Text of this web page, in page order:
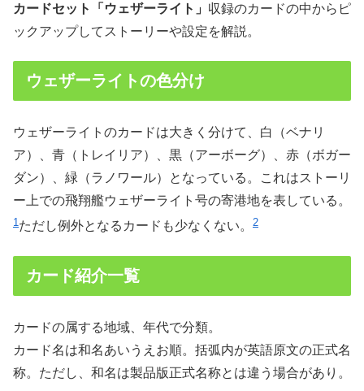
カードセット「ウェザーライト」 収録のカードの中からピ
ックアップしてストーリーや設定を解説。
ウェザーライトの色分け
ウェザーライトのカードは大きく分けて、白（ベナリ
ア）、青（トレイリア）、黒（アーボーグ）、赤（ボガー
ダン）、緑（ラノワール）となっている。これはストーリ
ー上での飛翔艦ウェザーライト号の寄港地を表している。
1 ただし例外となるカードも少なくない。 2
カード紹介一覧
カードの属する地域、年代で分類。
カード名は和名あいうえお順。括弧内が英語原文の正式名
称。ただし、和名は製品版正式名称とは違う場合があり。